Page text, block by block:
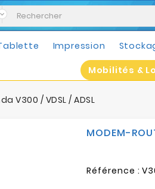
Impression
Mobilités &
V300 / VDSL / ADSL
MODEM-
Référence :